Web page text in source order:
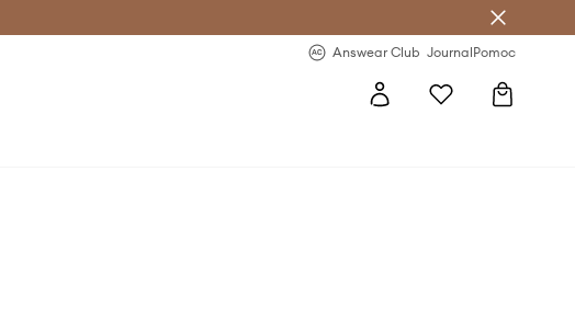
Answear Club JournalPomoc